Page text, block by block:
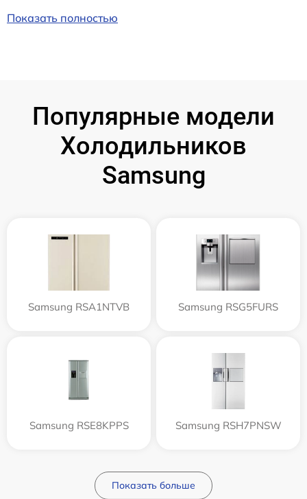
Показать полностью
Популярные модели
Холодильников
Samsung
Samsung RSA1NTVB Samsung RSG5FURS
Samsung RSE8KPPS Samsung RSH7PNSW
Показать больше